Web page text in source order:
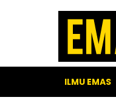
ILMU EMAS